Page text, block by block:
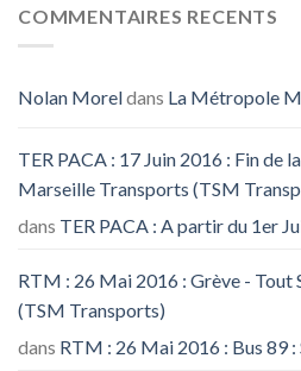
COMMENTAIRES RECENTS
Nolan Moreldans La Métropole
TER PACA : 17 Juin 2016 : Fin de
Marseille Transports (TSM
dans TER PACA : A partir du 1er
RTM : 26 Mai 2016 : Grève - Tout
(TSM Transports)
dans RTM : 26 Mai 2016 : Bus 89